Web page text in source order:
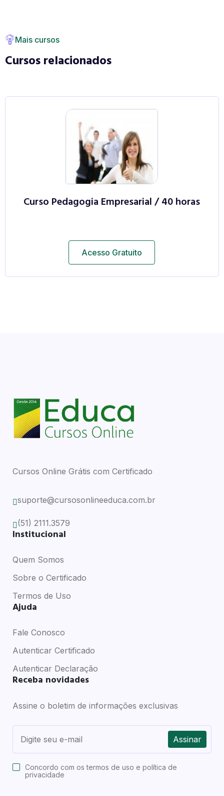
Mais cursos
Cursos relacionados
Curso Pedagogia Empresarial / 40 horas
Acesso Gratuito
Cursos Online Grátis com Certificado
suporte@cursosonlineeduca.com.br
(51) 2111.3579
Institucional
Quem Somos
Sobre o Certificado
Termos de Uso
Ajuda
Fale Conosco
Autenticar Certificado
Autenticar Declaração
Receba novidades
Assine o boletim de informações exclusivas
Assinar
Concordo com ostermos de uso e política de
privacidade